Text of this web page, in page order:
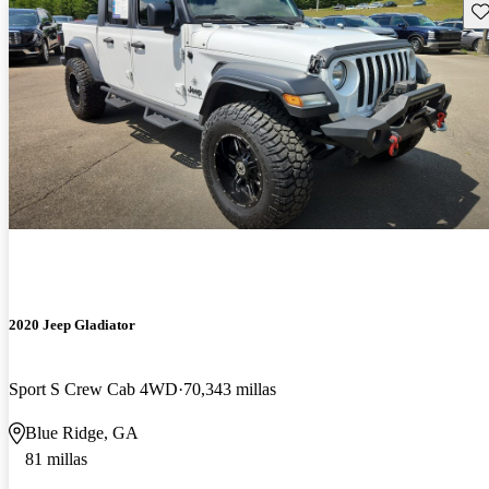
2020 Jeep Gladiator
Sport S Crew Cab 4WD 70,343 millas
Blue Ridge, GA
81 millas